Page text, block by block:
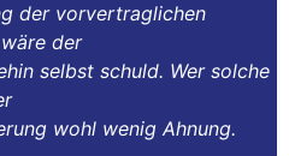
der vorvertraglichen
der
selbst schuld. Wer solche
wohl wenig Ahnung.